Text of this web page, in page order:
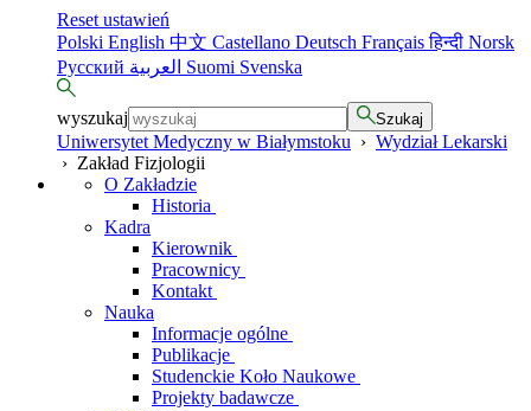
Reset ustawień
Polski English 中文 Castellano Deutsch Françaisहिन्दी Norsk
Русский
Suomi Svenska
wyszukaj Szukaj
Uniwersytet Medyczny w Białymstoku › Wydział Lekarski
› Zakład Fizjologii
O Zakładzie
Historia
Kadra
Kierownik
Pracownicy
Kontakt
Nauka
Informacje ogólne
Publikacje
Studenckie Koło Naukowe
Projekty badawcze